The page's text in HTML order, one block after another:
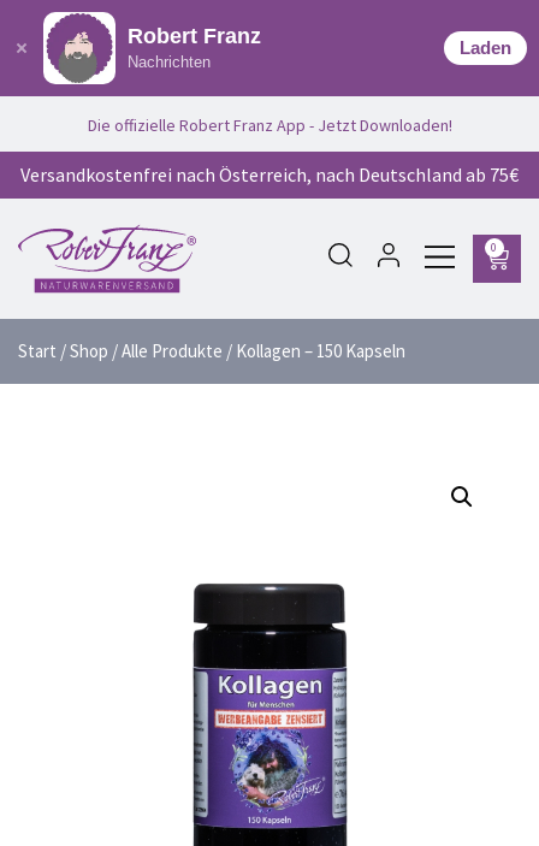
Robert Franz
Nachrichten
Laden
Die offizielle Robert Franz App - Jetzt Downloaden!
Versandkostenfrei nach Österreich, nach Deutschland ab 75€
0
Start /Shop /Alle Produkte / Kollagen – 150 Kapseln